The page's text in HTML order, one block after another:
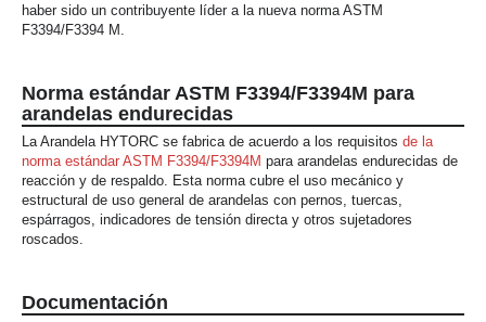
haber sido un contribuyente líder a la nueva norma ASTM
F3394/F3394 M.
Norma estándar ASTM F3394/F3394M para
arandelas endurecidas
La Arandela HYTORC se fabrica de acuerdo a los requisitos de la
norma estándar ASTM F3394/F3394M para arandelas endurecidas de
reacción y de respaldo. Esta norma cubre el uso mecánico y
estructural de uso general de arandelas con pernos, tuercas,
espárragos, indicadores de tensión directa y otros sujetadores
roscados.
Documentación